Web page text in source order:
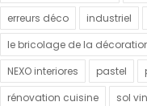
erreurs déco
industriel
le bricolage de la
NEXO interiores
pastel
rénovation cuisine
sol